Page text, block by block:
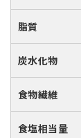
脂質
炭水化物
食物繊維
食塩相当量